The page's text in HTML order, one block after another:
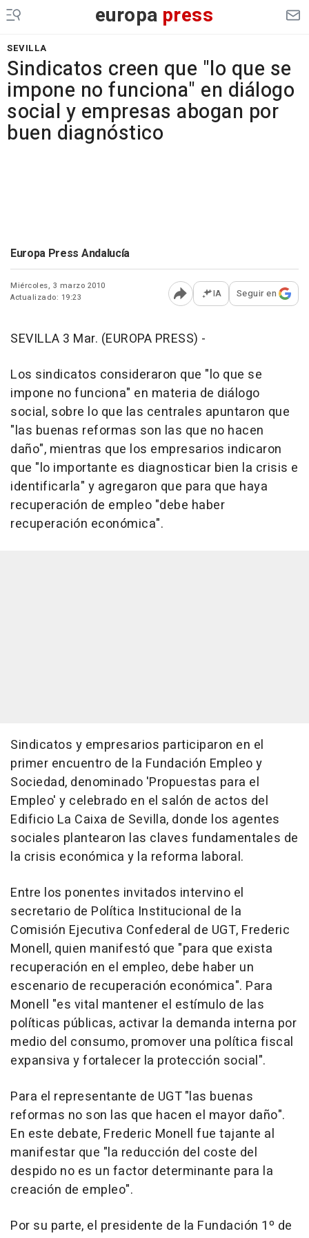
europa press
SEVILLA
Sindicatos creen que "lo que se
impone no funciona" en diálogo
social y empresas abogan por
buen diagnóstico
Europa Press Andalucía
Miércoles, 3 marzo 2010
Actualizado: 19:23
Abrir opciones para
IA Seguir en
SEVILLA 3 Mar. (EUROPA PRESS) -
Los sindicatos consideraron que "lo que se
impone no funciona" en materia de diálogo
social, sobre lo que las centrales apuntaron que
"las buenas reformas son las que no hacen
daño", mientras que los empresarios indicaron
que "lo importante es diagnosticar bien la crisis e
identificarla" y agregaron que para que haya
recuperación de empleo "debe haber
recuperación económica".
Sindicatos y empresarios participaron en el
primer encuentro de la Fundación Empleo y
Sociedad, denominado 'Propuestas para el
Empleo' y celebrado en el salón de actos del
Edificio La Caixa de Sevilla, donde los agentes
sociales plantearon las claves fundamentales de
la crisis económica y la reforma laboral.
Entre los ponentes invitados intervino el
secretario de Política Institucional de la
Comisión Ejecutiva Confederal de UGT, Frederic
Monell, quien manifestó que "para que exista
recuperación en el empleo, debe haber un
escenario de recuperación económica". Para
Monell "es vital mantener el estímulo de las
políticas públicas, activar la demanda interna por
medio del consumo, promover una política fiscal
expansiva y fortalecer la protección social".
Para el representante de UGT "las buenas
reformas no son las que hacen el mayor daño".
En este debate, Frederic Monell fue tajante al
manifestar que "la reducción del coste del
despido no es un factor determinante para la
creación de empleo".
Por su parte, el presidente de la Fundación 1º de